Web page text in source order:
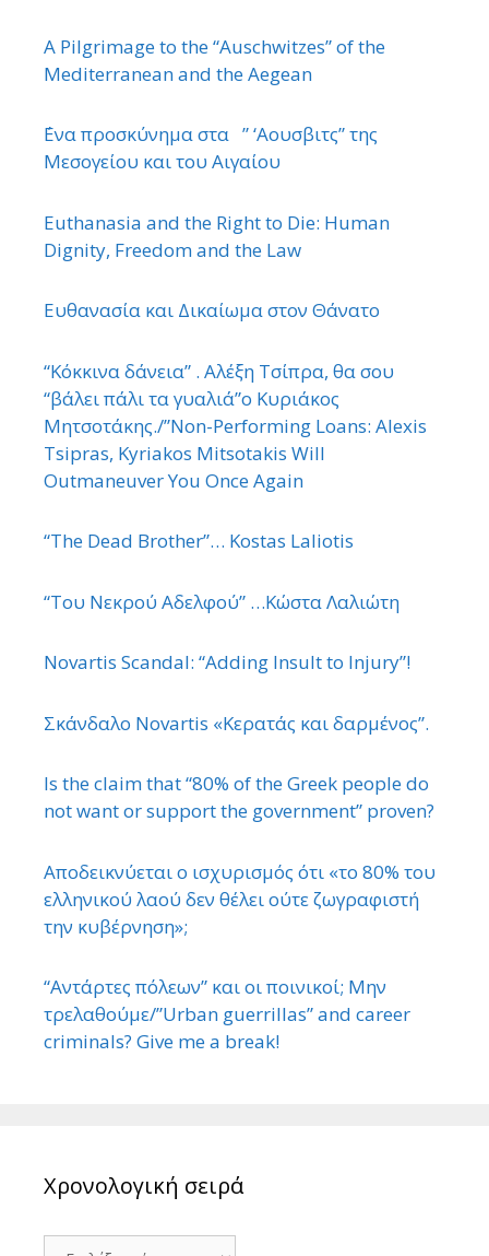
A Pilgrimage to the “Auschwitzes” of the
Mediterranean and the Aegean
΄Ενα προσκύνημα στα ” ‘Αουσβιτς” της
Μεσογείου και του Αιγαίου
Euthanasia and the Right to Die: Human
Dignity, Freedom and the Law
Ευθανασία και Δικαίωμα στον Θάνατο
“Κόκκινα δάνεια” . Αλέξη Τσίπρα, θα σου
“βάλει πάλι τα γυαλιά”ο Κυριάκος
Μητσοτάκης./”Non-Performing Loans: Alexis
Tsipras, Kyriakos Mitsotakis Will
Outmaneuver You Once Again
“The Dead Brother”… Kostas Laliotis
“Του Νεκρού Αδελφού” …Κώστα Λαλιώτη
Novartis Scandal: “Adding Insult to Injury”!
Σκάνδαλο Novartis «Κερατάς και δαρμένος”.
Is the claim that “80% of the Greek people do
not want or support the government” proven?
Αποδεικνύεται ο ισχυρισμός ότι «το 80% του
ελληνικού λαού δεν θέλει ούτε ζωγραφιστή
την κυβέρνηση»;
“Αντάρτες πόλεων” και οι ποινικοί; Μην
τρελαθούμε/”Urban guerrillas” and career
criminals? Give me a break!
Χρονολογική σειρά
Χρονολογική